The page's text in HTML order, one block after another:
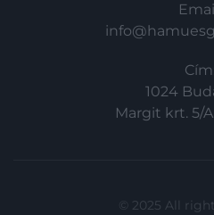
1024
Margit krt. 5/
© 2025 All